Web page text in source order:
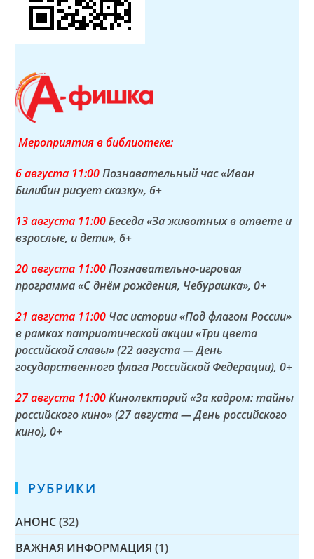
Мероприятия в библиотеке:
6 августа 11:00Познавательный час «Иван
Билибин рисует сказку», 6+
13 августа 11:00Беседа «За животных в ответе и
взрослые, и дети», 6+
20 августа 11:00Познавательно-игровая
программа «С днём рождения, Чебурашка», 0+
21 августа 11:00 Час истории «Под флагом России»
в рамках патриотической акции «Три цвета
российской славы» (22 августа — День
государственного флага Российской Федерации), 0+
27 августа 11:00Кинолекторий «За кадром: тайны
российского кино» (27 августа — День российского
кино), 0+
РУБРИКИ
АНОНС (32)
ВАЖНАЯ ИНФОРМАЦИЯ (1)